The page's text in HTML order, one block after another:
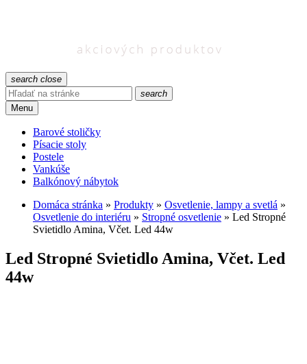
search close
search
Menu
Barové stoličky
Písacie stoly
Postele
Vankúše
Balkónový nábytok
Domáca stránka » Produkty » Osvetlenie, lampy a svetlá »
Osvetlenie do interiéru » Stropné osvetlenie » Led Stropné
Svietidlo Amina, Včet. Led 44w
Led Stropné Svietidlo Amina, Včet. Led
44w